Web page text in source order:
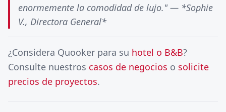
enormemente la comodidad de lujo." — *Sophie
V., Directora General*
¿Considera Quooker para su hotel o B&B?
Consulte nuestros casos de negocios o solicite
precios de proyectos.